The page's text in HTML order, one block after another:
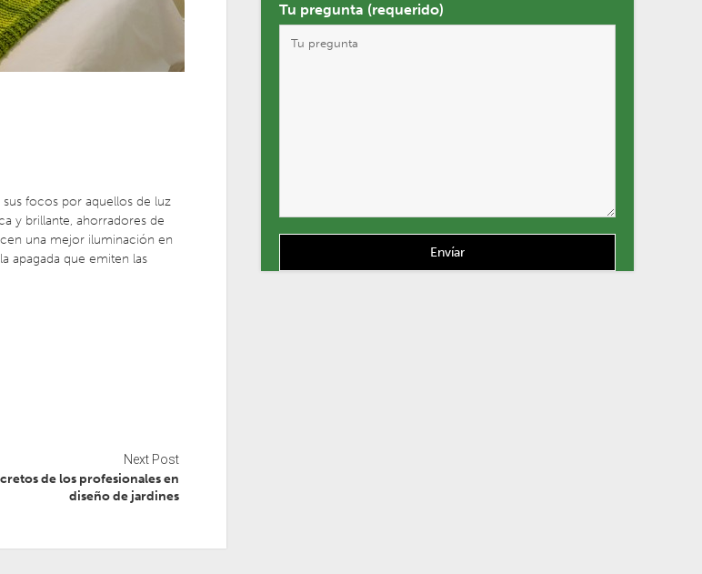
sus focos por aquellos de luz
y brillante, ahorradores de
una mejor iluminación en
apagada que emiten las
Next Post
de los profesionales en
diseño de jardines
Tu pregunta (requerido)